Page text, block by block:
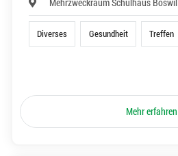
Diverses Gesundheit Treffen
Mehr erfahren